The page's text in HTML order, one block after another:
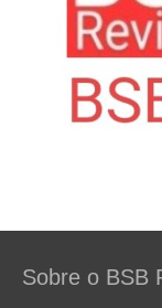
Sobre o BSB